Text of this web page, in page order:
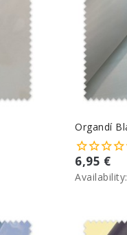
Organdí
6,95 €
Availability: